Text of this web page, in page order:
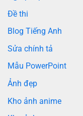
Đề thi
Blog Tiếng Anh
Sửa chính tả
Mẫu PowerPoint
Ảnh đẹp
Kho ảnh anime